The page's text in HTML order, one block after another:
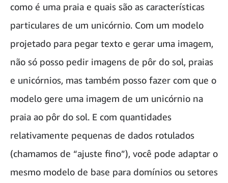
como é uma praia e quais são as características
particulares de um unicórnio. Com um modelo
projetado para pegar texto e gerar uma imagem,
não só posso pedir imagens de pôr do sol, praias
e unicórnios, mas também posso fazer com que o
modelo gere uma imagem de um unicórnio na
praia ao pôr do sol. E com quantidades
relativamente pequenas de dados rotulados
(chamamos de “ajuste fino”), você pode adaptar o
mesmo modelo de base para domínios ou setores